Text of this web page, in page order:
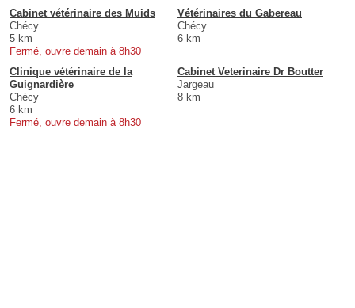
Cabinet vétérinaire des Muids
Chécy
5 km
Fermé, ouvre demain à 8h30
Vétérinaires du Gabereau
Chécy
6 km
Clinique vétérinaire de la
Guignardière
Chécy
6 km
Fermé, ouvre demain à 8h30
Cabinet Veterinaire Dr Boutter
Jargeau
8 km